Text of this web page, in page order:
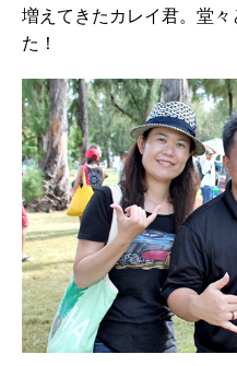
増えてきたカレイ君。堂
た！